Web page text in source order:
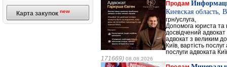
Карта закупок new
Продам
Киевская область,
грн/услуга,
Допомога юриста та
досвідчений
адвокат з великим
Київ, вартість
послуги адвоката
171669) 08.08.2026